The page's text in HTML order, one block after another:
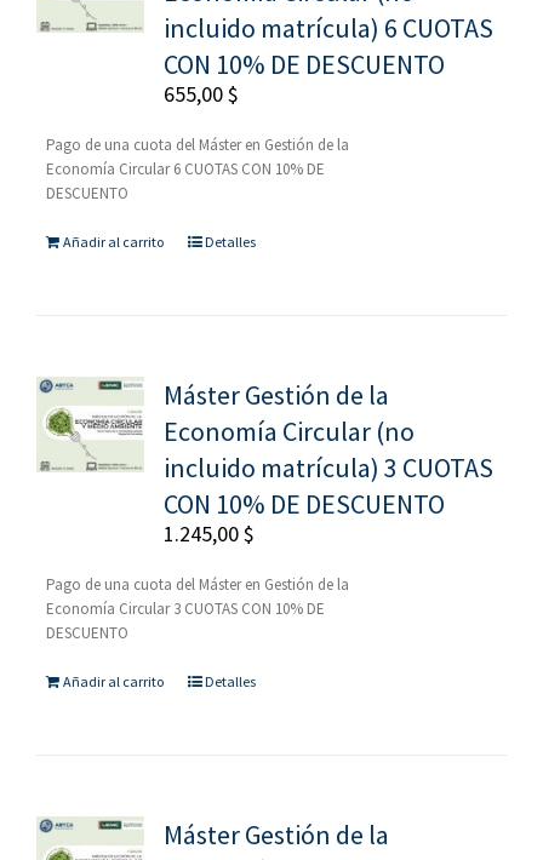
incluido matrícula) 6 CUOTAS
CON 10% DE DESCUENTO
655,00$
Pago de una cuota del Máster en Gestión de la
Economía Circular 6 CUOTAS CON 10% DE
DESCUENTO
Añadir al carrito Detalles
Máster Gestión de la
Economía Circular (no
incluido matrícula) 3 CUOTAS
CON 10% DE DESCUENTO
1.245,00$
Pago de una cuota del Máster en Gestión de la
Economía Circular 3 CUOTAS CON 10% DE
DESCUENTO
Añadir al carrito Detalles
Máster Gestión de la